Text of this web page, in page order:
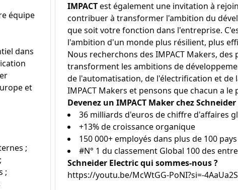
équipe
dans
et
;
;
IMPACTest également une invitation à
contribuer à transformer l'ambition du
que soit votre fonction dans l'entreprise.
l'ambition d'un monde plus résilient, plus
Nous recherchons des IMPACT Makers,
transforment les ambitions de
de l'automatisation, de l'électrification et de
IMPACT Makers et pensons que chacun a
Devenez un IMPACT Maker chez
36 milliards d'euros de chiffre d'affaires
+13% de croissance organique
150 000+ employés dans plus de 100 pays
#N° 1 du classement Global 100 des
Schneider Electric qui sommes-nous ?
https://youtu.be/McWtGG-PoNI?si=-